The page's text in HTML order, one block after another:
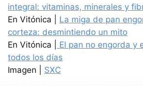
integral: vitaminas, minerales y
En Vitónica | La miga de pan
corteza: desmintiendo un mito
En Vitónica |
El pan no engorda y
todos los días
Imagen | SXC